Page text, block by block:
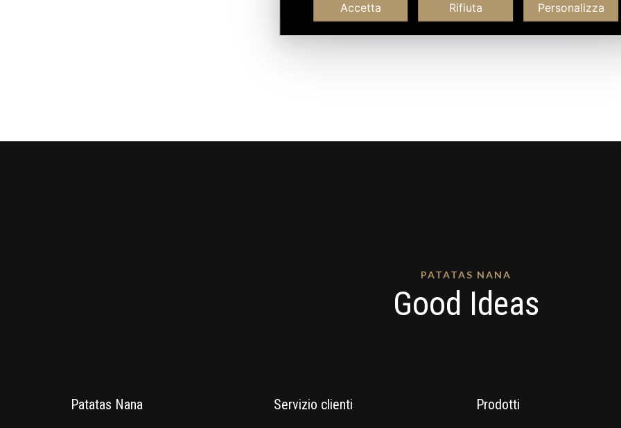
Accetta Rifiuta Personalizza
PATATAS NANA
Good Ideas
Patatas Nana Servizio clienti Prodotti